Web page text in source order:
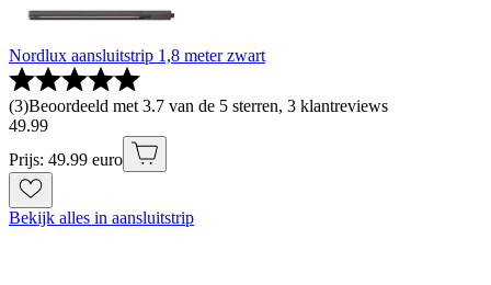
Nordlux aansluitstrip 1,8 meter zwart
(3)Beoordeeld met 3.7 van de 5 sterren, 3 klantreviews
49.99
Prijs: 49.99 euro
Bekijk alles in aansluitstrip